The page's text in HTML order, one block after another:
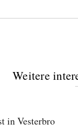
Weitere
in Vesterbro